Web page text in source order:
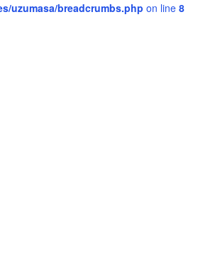
uzumasa/breadcrumbs.php on line 8